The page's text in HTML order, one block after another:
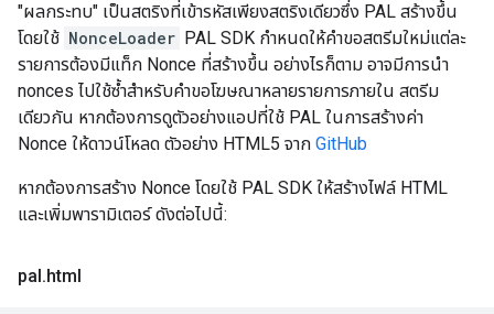
"ผลกระทบ" เป็นสตริงที่เข้ารหัสเพียงสตริงเดียวซึ่ง PAL สร้างขึ้น
โดยใช้ NonceLoader PAL SDK กำหนดให้คำขอสตรีมใหม่แต่ละ
รายการต้องมีแท็ก Nonce ที่สร้างขึ้น อย่างไรก็ตาม อาจมีการนำ
nonces ไปใช้ซ้ำสำหรับคำขอโฆษณาหลายรายการภายใน สตรีม
เดียวกัน หากต้องการดูตัวอย่างแอปที่ใช้ PAL ในการสร้างค่า
Nonce ให้ดาวน์โหลด ตัวอย่าง HTML5 จาก GitHub
หากต้องการสร้าง Nonce โดยใช้ PAL SDK ให้สร้างไฟล์ HTML
และเพิ่มพารามิเตอร์ ดังต่อไปนี้:
pal.html